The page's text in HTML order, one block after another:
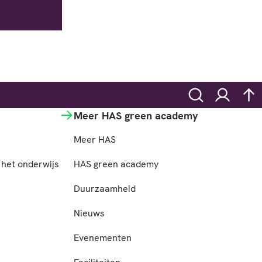
ZoekenInloggen
onderwijs
Meer HAS green academy
Meer HAS
HAS green academy
Duurzaamheid
Nieuws
Evenementen